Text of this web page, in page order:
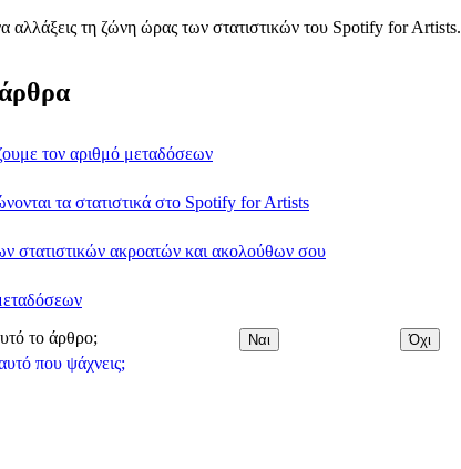
που ψάχνεις;
αλλάξεις τη ζώνη ώρας των στατιστικών του Spotify for Artists.
τον αριθμό μεταδόσεων
τα στατιστικά στο Spotify for Artists
στατιστικών ακροατών και ακολούθων σου
το άρθρο; Ναι Όχι